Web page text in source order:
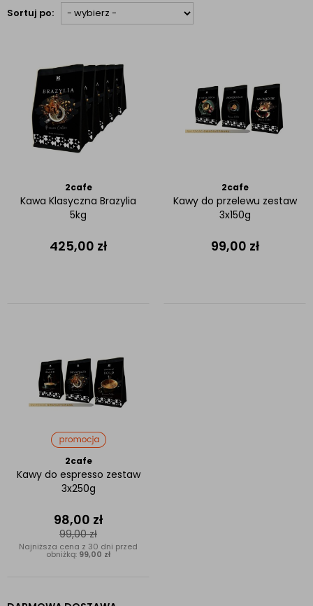
Sortuj po:
2cafe
Kawa Klasyczna Brazylia
5kg
425,00 zł
2cafe
Kawy do przelewu zestaw
3x150g
99,00 zł
2cafe
Kawy do espresso zestaw
3x250g
98,00 zł
99,00zł
Najniższa cena z 30 dni przed
obniżką: 99,00 zł